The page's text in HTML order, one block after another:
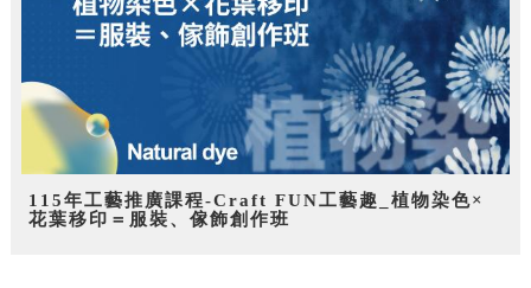
115年工藝推廣課程-Craft FUN工藝趣_植物染色×
花葉移印＝服裝、傢飾創作班